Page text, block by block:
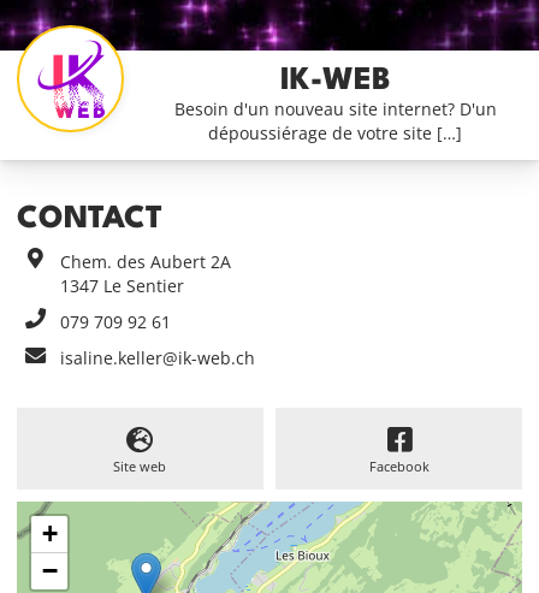
IK-WEB
Besoin d'un nouveau site internet? D'un
dépoussiérage de votre site […]
CONTACT
Chem. des Aubert 2A
1347 Le Sentier
079 709 92 61
isaline.keller@ik-web.ch
Site web Facebook
+
−